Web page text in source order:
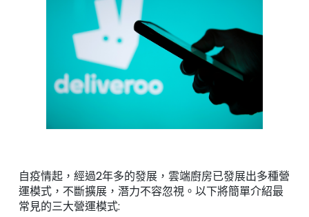
自疫情起，經過2年多的發展，雲端廚房已發展出多種營
運模式，不斷擴展，潛力不容忽視。以下將簡單介紹最
常見的三大營運模式: